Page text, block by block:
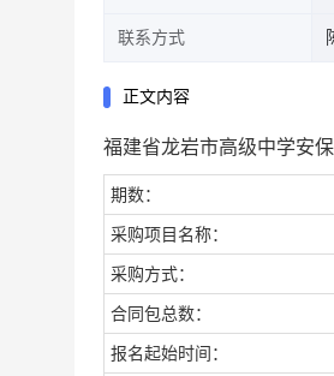
联系方式
正文内容
福建省龙岩市高级中学安
期数：
采购项目名称：
采购方式：
合同包总数：
报名起始时间：